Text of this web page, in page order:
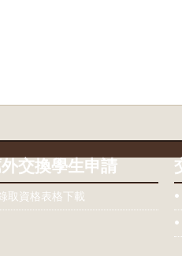
交換學生申請
取資格表格下載